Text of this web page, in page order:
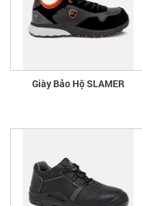
Giày Bảo Hộ SLAMER